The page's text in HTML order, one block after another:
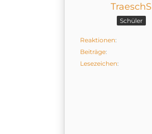
TraeschS
Schüler
Reaktionen
Beiträge
Lesezeichen